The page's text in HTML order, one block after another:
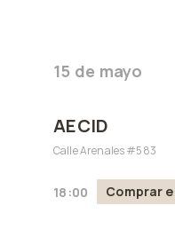
15 de mayo
AECID
Calle Arenales #583
18:00 Comprar